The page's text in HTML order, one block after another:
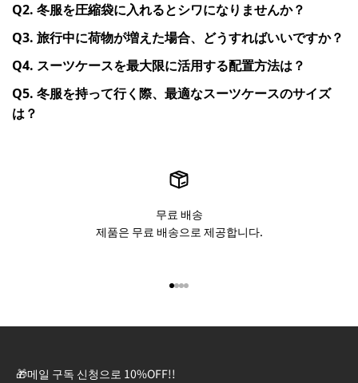
Q2. 冬服を圧縮袋に入れるとシワになりませんか？
Q3. 旅行中に荷物が増えた場合、どうすればいいですか？
Q4. スーツケースを最大限に活用する配置方法は？
Q5. 冬服を持って行く際、最適なスーツケースのサイズ
は？
무료 배송
제품은 무료 배송으로 제공합니다.
🎁메일 구독 신청으로 10%OFF!!